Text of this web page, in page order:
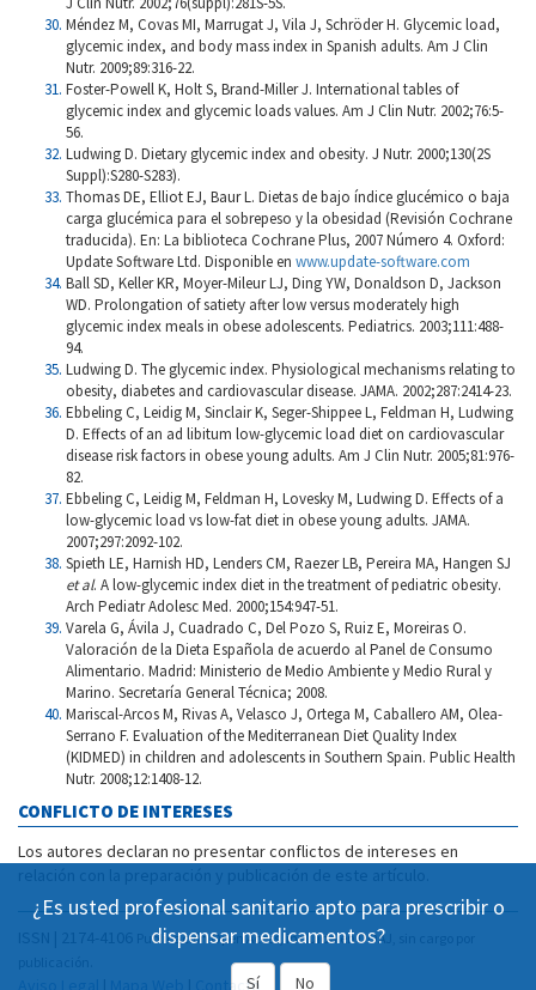
Méndez M, Covas MI, Marrugat J, Vila J, Schröder H. Glycemic load,
glycemic index, and body mass index in Spanish adults. Am J Clin
Nutr. 2009;89:316-22.
Foster-Powell K, Holt S, Brand-Miller J. International tables of
glycemic index and glycemic loads values. Am J Clin Nutr. 2002;76:5-
56.
Ludwing D. Dietary glycemic index and obesity. J Nutr. 2000;130(2S
Suppl):S280-S283).
Thomas DE, Elliot EJ, Baur L. Dietas de bajo índice glucémico o baja
carga glucémica para el sobrepeso y la obesidad (Revisión Cochrane
traducida). En: La biblioteca Cochrane Plus, 2007 Número 4. Oxford:
Update Software Ltd. Disponible en www.update-software.com
Ball SD, Keller KR, Moyer-Mileur LJ, Ding YW, Donaldson D, Jackson
WD. Prolongation of satiety after low versus moderately high
glycemic index meals in obese adolescents. Pediatrics. 2003;111:488-
94.
Ludwing D. The glycemic index. Physiological mechanisms relating to
obesity, diabetes and cardiovascular disease. JAMA. 2002;287:2414-23.
Ebbeling C, Leidig M, Sinclair K, Seger-Shippee L, Feldman H, Ludwing
D. Effects of an ad libitum low-glycemic load diet on cardiovascular
disease risk factors in obese young adults. Am J Clin Nutr. 2005;81:976-
82.
Ebbeling C, Leidig M, Feldman H, Lovesky M, Ludwing D. Effects of a
low-glycemic load vs low-fat diet in obese young adults. JAMA.
2007;297:2092-102.
Spieth LE, Harnish HD, Lenders CM, Raezer LB, Pereira MA, Hangen SJ
et al. A low-glycemic index diet in the treatment of pediatric obesity.
Arch Pediatr Adolesc Med. 2000;154:947-51.
Varela G, Ávila J, Cuadrado C, Del Pozo S, Ruiz E, Moreiras O.
Valoración de la Dieta Española de acuerdo al Panel de Consumo
Alimentario. Madrid: Ministerio de Medio Ambiente y Medio Rural y
Marino. Secretaría General Técnica; 2008.
Mariscal-Arcos M, Rivas A, Velasco J, Ortega M, Caballero AM, Olea-
Serrano F. Evaluation of the Mediterranean Diet Quality Index
(KIDMED) in children and adolescents in Southern Spain. Public Health
Nutr. 2008;12:1408-12.
CONFLICTO DE INTERESES
Los autores declaran no presentar conflictos de intereses en
¿Es usted profesional sanitario apto para prescribir o
dispensar medicamentos?
Sí No
Publicación Open Acess, incluida en DOAJ, sin cargo por
Contacto